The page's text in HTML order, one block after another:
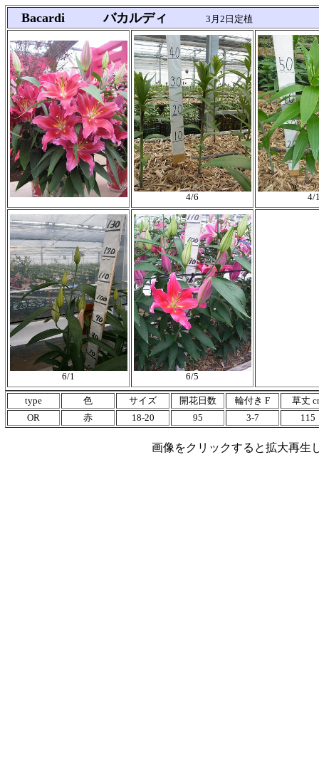
Bacardi バカルディ 3月2日定植
4/6 4/
6/1 6/5
type 色 サイズ 開花日数 輪付き F
草丈
OR
赤 18-20 95 3-7 115
画像をクリックすると拡大再生